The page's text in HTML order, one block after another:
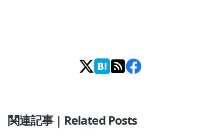
関連記事 | Related Posts